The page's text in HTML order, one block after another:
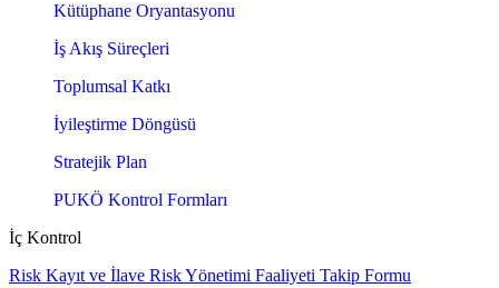
Kütüphane Oryantasyonu
İş Akış Süreçleri
Toplumsal Katkı
İyileştirme Döngüsü
Stratejik Plan
PUKÖ Kontrol Formları
İç Kontrol
Risk Kayıt ve İlave Risk Yönetimi Faaliyeti Takip Formu